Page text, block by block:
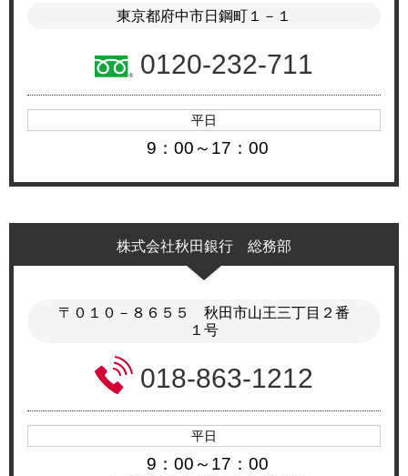
東京都府中市日鋼町１－１
0120-232-711
平日
9：00～17：00
株式会社秋田銀行 総務部
〒０１０－８６５５ 秋田市山王三丁目２番
１号
018-863-1212
平日
9：00～17：00